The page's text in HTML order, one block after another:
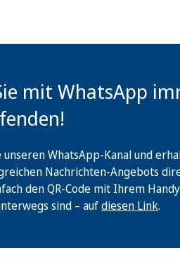
mit WhatsApp
WhatsApp-Kanal und
Nachrichten-Angebots
den QR-Code mit Ihrem
sind – aufdiesen Link.